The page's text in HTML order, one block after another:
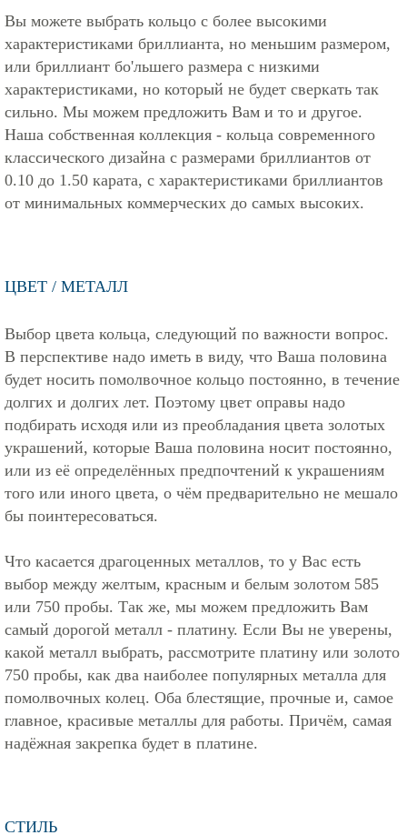
Вы можете выбрать кольцо с более высокими
характеристиками бриллианта, но меньшим размером,
или бриллиант бо'льшего размера с низкими
характеристиками, но который не будет сверкать так
сильно. Мы можем предложить Вам и то и другое.
Наша собственная коллекция - кольца современного
классического дизайна с размерами бриллиантов от
0.10 до 1.50 карата, с характеристиками бриллиантов
от минимальных коммерческих до самых высоких.
ЦВЕТ / МЕТАЛЛ
Выбор цвета кольца, следующий по важности вопрос.
В перспективе надо иметь в виду, что Ваша половина
будет носить помолвочное кольцо постоянно, в течение
долгих и долгих лет. Поэтому цвет оправы надо
подбирать исходя или из преобладания цвета золотых
украшений, которые Ваша половина носит постоянно,
или из её определённых предпочтений к украшениям
того или иного цвета, о чём предварительно не мешало
бы поинтересоваться.
Что касается драгоценных металлов, то у Вас есть
выбор между желтым, красным и белым золотом 585
или 750 пробы. Так же, мы можем предложить Вам
самый дорогой металл - платину. Если Вы не уверены,
какой металл выбрать, рассмотрите платину или золото
750 пробы, как два наиболее популярных металла для
помолвочных колец. Оба блестящие, прочные и, самое
главное, красивые металлы для работы. Причём, самая
надёжная закрепка будет в платине.
СТИЛЬ